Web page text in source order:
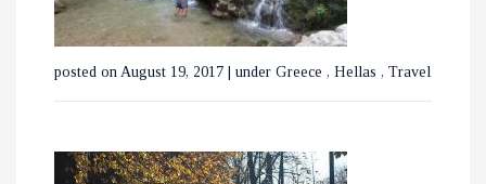
posted on August 19, 2017 under Greece , Hellas , Travel